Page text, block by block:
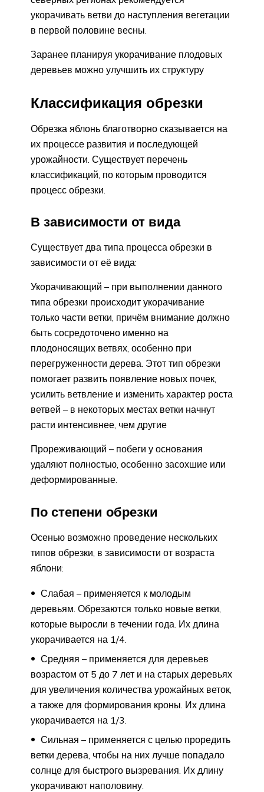
укорачивать ветви до наступления вегетации
в первой половине весны.
Заранее планируя укорачивание плодовых
деревьев можно улучшить их структуру
Классификация обрезки
Обрезка яблонь благотворно сказывается на
их процессе развития и последующей
урожайности. Существует перечень
классификаций, по которым проводится
процесс обрезки.
В зависимости от вида
Существует два типа процесса обрезки в
зависимости от её вида:
Укорачивающий – при выполнении данного
типа обрезки происходит укорачивание
только части ветки, причём внимание должно
быть сосредоточено именно на
плодоносящих ветвях, особенно при
перегруженности дерева. Этот тип обрезки
помогает развить появление новых почек,
усилить ветвление и изменить характер роста
ветвей – в некоторых местах ветки начнут
расти интенсивнее, чем другие
Прореживающий – побеги у основания
удаляют полностью, особенно засохшие или
деформированные.
По степени обрезки
Осенью возможно проведение нескольких
типов обрезки, в зависимости от возраста
яблони:
Слабая – применяется к молодым
деревьям. Обрезаются только новые ветки,
которые выросли в течении года. Их длина
укорачивается на 1/4.
Средняя – применяется для деревьев
возрастом от 5 до 7 лет и на старых деревьях
для увеличения количества урожайных веток,
а также для формирования кроны. Их длина
укорачивается на 1/3.
Сильная – применяется с целью проредить
ветки дерева, чтобы на них лучше попадало
солнце для быстрого вызревания. Их длину
укорачивают наполовину.